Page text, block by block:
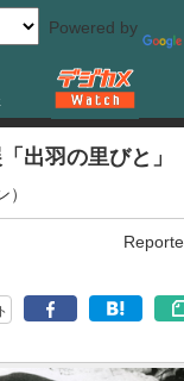
Powered by
出羽の里びと」